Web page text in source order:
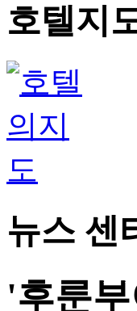
호텔지
뉴스 센
'후룬